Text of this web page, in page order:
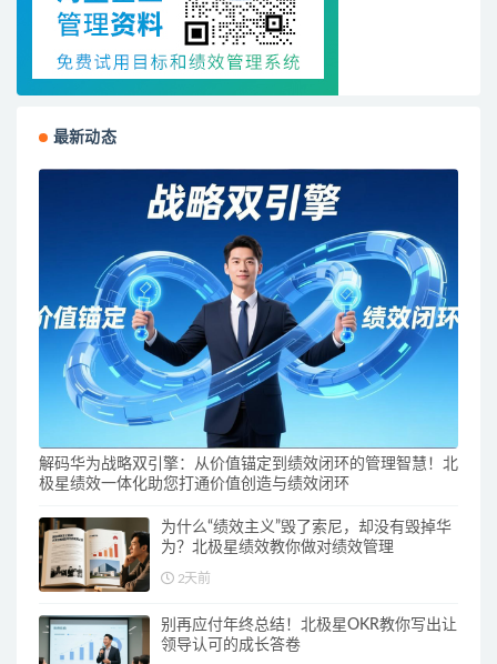
最新动态
解码华为战略双引擎：从价值锚定到绩效闭环的管理智慧！北
极星绩效一体化助您打通价值创造与绩效闭环
为什么“绩效主义”毁了索尼，却没有毁掉华
为？北极星绩效教你做对绩效管理
2天前
别再应付年终总结！北极星OKR教你写出让
领导认可的成长答卷